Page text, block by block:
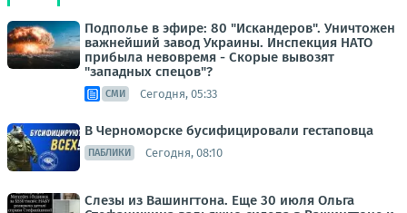
Подполье в эфире: 80 "Искандеров". Уничтожен
важнейший завод Украины. Инспекция НАТО
прибыла невовремя - Скорые вывозят
"западных спецов"?
СМИ Сегодня, 05:33
В Черноморске бусифицировали гестаповца
ПАБЛИКИ Сегодня, 08:10
Слезы из Вашингтона. Еще 30 июля Ольга